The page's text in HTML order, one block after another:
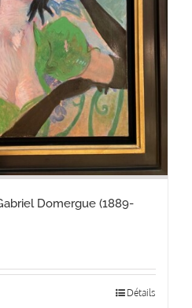
Domergue (1889-
Détails